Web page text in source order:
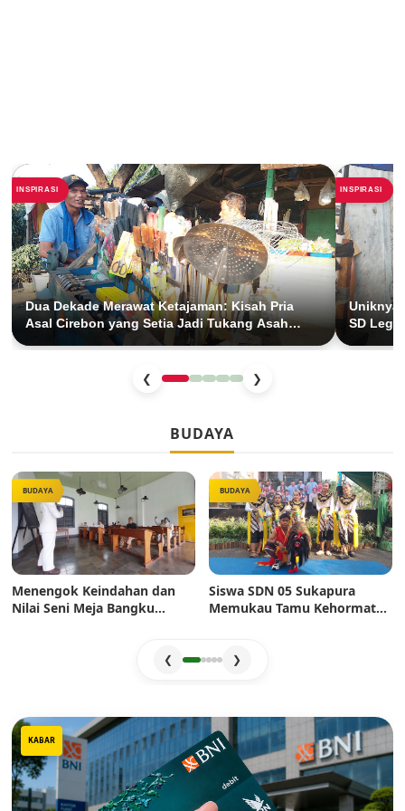
INSPIRASI
Dua Dekade Merawat Ketajaman: Kisah Pria
Asal Cirebon yang Setia Jadi Tukang Asah
INSPIRASI
Uniknya
SD
❮ ❯
BUDAYA
BUDAYA
Menengok Keindahan dan
Nilai Seni Meja Bangku
BUDAYA
Siswa SDN 05 Sukapura
Memukau Tamu Kehormatan
❮ ❯
KABAR